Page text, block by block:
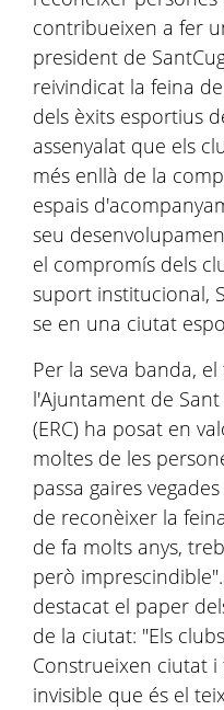
contribueixen a fer
president de
reivindicat la feina
dels èxits esportius
assenyalat que els
més enllà de la
espais
seu
el compromís dels
suport institucional,
se en una ciutat
Per la seva banda,
l'Ajuntament de Sant
(ERC) ha posat en
moltes de les
passa gaires
de reconèixer la
de fa molts anys,
però
destacat el paper
de la ciutat: "Els
Construeixen ciutat
invisible que és el